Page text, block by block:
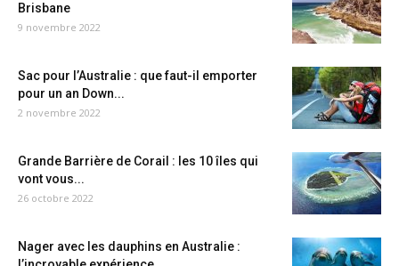
Brisbane
9 novembre 2022
Sac pour l’Australie : que faut-il emporter
pour un an Down...
2 novembre 2022
Grande Barrière de Corail : les 10 îles qui
vont vous...
26 octobre 2022
Nager avec les dauphins en Australie :